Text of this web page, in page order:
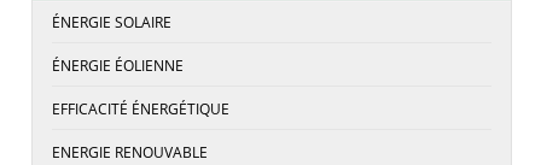
ÉNERGIE SOLAIRE
ÉNERGIE ÉOLIENNE
EFFICACITÉ ÉNERGÉTIQUE
ENERGIE RENOUVABLE